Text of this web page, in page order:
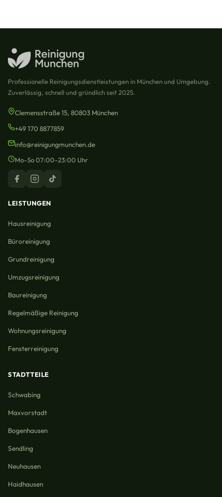
Professionelle Reinigungsdienstleistungen in München und Umgebung.
Zuverlässig, schnell und gründlich seit 2025.
Clemensstraße 15, 80803 München
+49 170 8877859
info@reinigungmunchen.de
Mo–So 07:00–23:00 Uhr
LEISTUNGEN
Hausreinigung
Büroreinigung
Grundreinigung
Umzugsreinigung
Baureinigung
Regelmäßige Reinigung
Wohnungsreinigung
Fensterreinigung
STADTTEILE
Schwabing
Maxvorstadt
Bogenhausen
Sendling
Neuhausen
Haidhausen